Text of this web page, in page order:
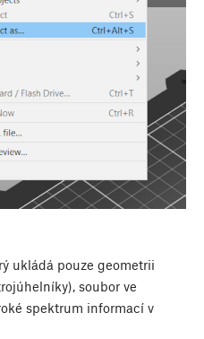
ukládá pouze geometrii
soubor ve
spektrum informací v